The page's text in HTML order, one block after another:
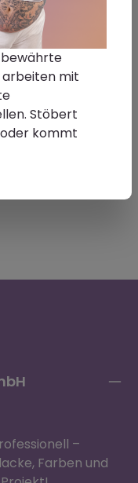
mit
–
Farben und
bewährte
arbeiten mit
Stöbert
kommt